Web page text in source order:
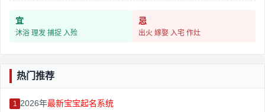
宜
沐浴 理发 捕捉 入殓
忌
出火 嫁娶 入宅 作灶
热门推荐
1 2026年最新宝宝起名系统